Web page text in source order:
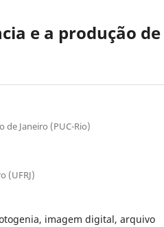
e a produção
de Janeiro (PUC-Rio)
(UFRJ)
imagem digital, arquivo